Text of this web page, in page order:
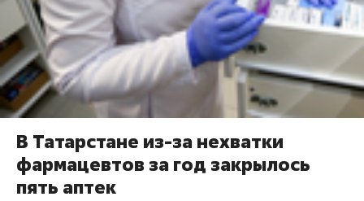
В Татарстане из-за нехватки
фармацевтов за год закрылось
пять аптек